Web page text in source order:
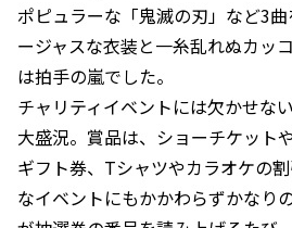
ポピュラーな「鬼滅の刃」など3
ージャスな衣装と一糸乱れぬカッ
は拍手の嵐でした。
チャリティイベントには欠かせな
大盛況。賞品は、ショーチケット
ギフト券、Tシャツやカラオケの
なイベントにもかかわらずかなり